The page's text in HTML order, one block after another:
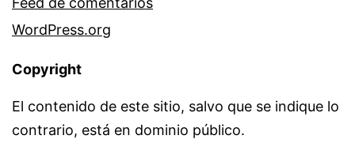
WordPress.org
Copyright
El contenido de este sitio, salvo que se indique lo
contrario, está en dominio público.